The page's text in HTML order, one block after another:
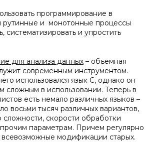
программирование в
рутинные и монотонные процессы
систематизировать и упростить
для анализа данных – объемная
современным инструментом.
использовался язык С, однако он
сложным в использовании. Теперь в
есть немало различных языков –
восьми тысяч различных вариантов,
скорости обработки
параметрам. Причем регулярно
модификации старых.